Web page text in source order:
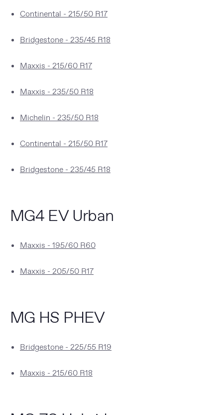
Continental - 215/50 R17
Bridgestone - 235/45 R18
Maxxis - 215/60 R17
Maxxis - 235/50 R18
Michelin - 235/50 R18
Continental - 215/50 R17
Bridgestone - 235/45 R18
MG4 EV Urban
Maxxis - 195/60 R60
Maxxis - 205/50 R17
MG HS PHEV
Bridgestone - 225/55 R19
Maxxis - 215/60 R18